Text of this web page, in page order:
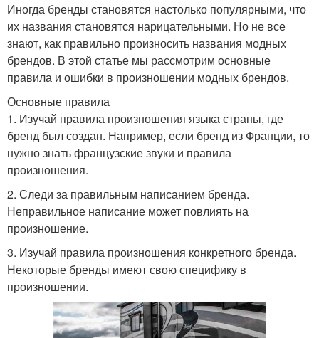
Иногда бренды становятся настолько популярными, что
их названия становятся нарицательными. Но не все
знают, как правильно произносить названия модных
брендов. В этой статье мы рассмотрим основные
правила и ошибки в произношении модных брендов.
Основные правила
1. Изучай правила произношения языка страны, где
бренд был создан. Например, если бренд из Франции, то
нужно знать французские звуки и правила
произношения.
2. Следи за правильным написанием бренда.
Неправильное написание может повлиять на
произношение.
3. Изучай правила произношения конкретного бренда.
Некоторые бренды имеют свою специфику в
произношении.